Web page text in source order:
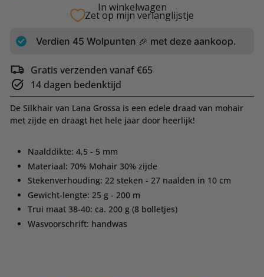
In winkelwagen
Zet op mijn verlanglijstje
Verdien 45 Wolpunten 🎉 met deze aankoop.
Gratis verzenden vanaf €65
14 dagen bedenktijd
De Silkhair van Lana Grossa is een edele draad van mohair
met zijde en draagt het hele jaar door heerlijk!
Naalddikte: 4,5 - 5 mm
Materiaal: 70% Mohair 30% zijde
Stekenverhouding: 22 steken - 27 naalden in 10 cm
Gewicht-lengte: 25 g - 200 m
Trui maat 38-40: ca. 200 g (8 bolletjes)
Wasvoorschrift: handwas